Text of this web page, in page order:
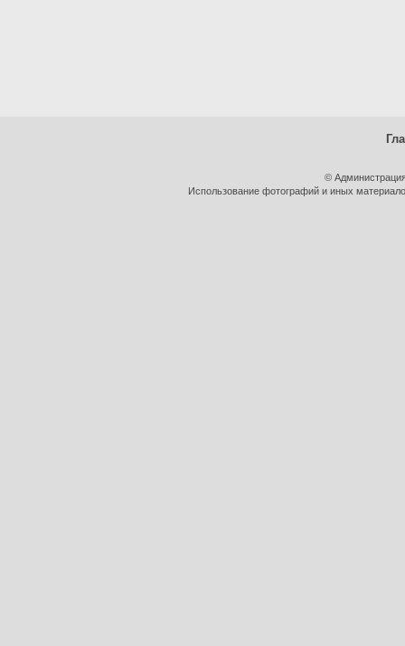
©
Использование фотографий и иных